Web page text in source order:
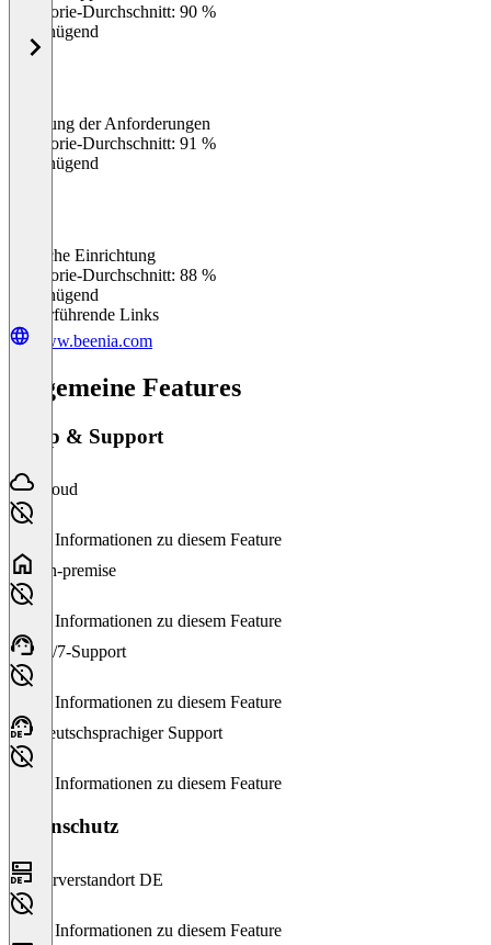
Kategorie-Durchschnitt: 90 %
Ungenügend
Erfüllung der Anforderungen
Kategorie-Durchschnitt: 91 %
Ungenügend
Einfache Einrichtung
Kategorie-Durchschnitt: 88 %
Ungenügend
Weiterführende Links
www.beenia.com
Allgemeine Features
Setup & Support
Cloud
Keine Informationen zu diesem Feature
On-premise
Keine Informationen zu diesem Feature
24/7-Support
Keine Informationen zu diesem Feature
Deutschsprachiger Support
Keine Informationen zu diesem Feature
Datenschutz
Serverstandort DE
Keine Informationen zu diesem Feature